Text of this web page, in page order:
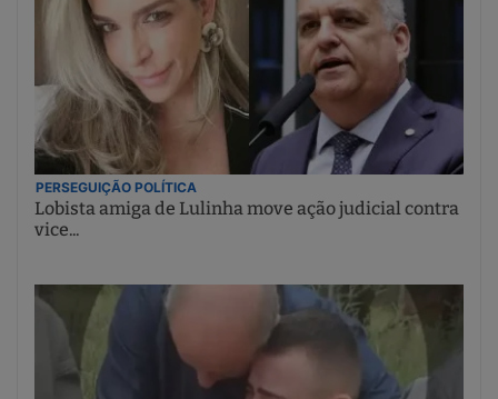
PERSEGUIÇÃO POLÍTICA
Lobista amiga de Lulinha move ação judicial contra
vice...